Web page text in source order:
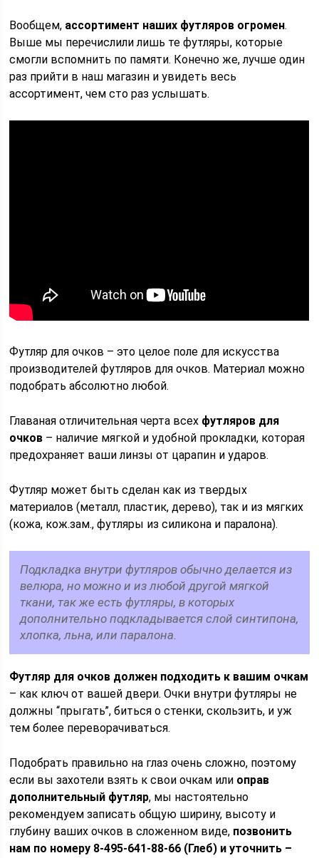
Вообщем, ассортимент наших футляров огромен.
Выше мы перечислили лишь те футляры, которые
смогли вспомнить по памяти. Конечно же, лучше один
раз прийти в наш магазин и увидеть весь
ассортимент, чем сто раз услышать.
Футляр для очков – это целое поле для искусства
производителей футляров для очков. Материал можно
подобрать абсолютно любой.
Главаная отличительная черта всех футляров для
очков – наличие мягкой и удобной прокладки, которая
предохраняет ваши линзы от царапин и ударов.
Футляр может быть сделан как из твердых
материалов (металл, пластик, дерево), так и из мягких
(кожа, кож.зам., футляры из силикона и паралона).
Подкладка внутри футляров обычно делается из
велюра, но можно и из любой другой мягкой
ткани, так же есть футляры, в которых
дополнительно подкладывается слой синтипона,
хлопка, льна, или паралона.
Футляр для очков должен подходить к вашим очкам
– как ключ от вашей двери. Очки внутри футляры не
должны “прыгать”, биться о стенки, скользить, и уж
тем более переворачиваться.
Подобрать правильно на глаз очень сложно, поэтому
если вы захотели взять к свои очкам или оправ
дополнительный футляр, мы настоятельно
рекомендуем записать общую ширину, высоту и
глубину ваших очков в сложенном виде, позвонить
нам по номеру 8-495-641-88-66 (Глеб) и уточнить –